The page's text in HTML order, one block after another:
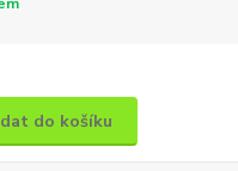
do košíku